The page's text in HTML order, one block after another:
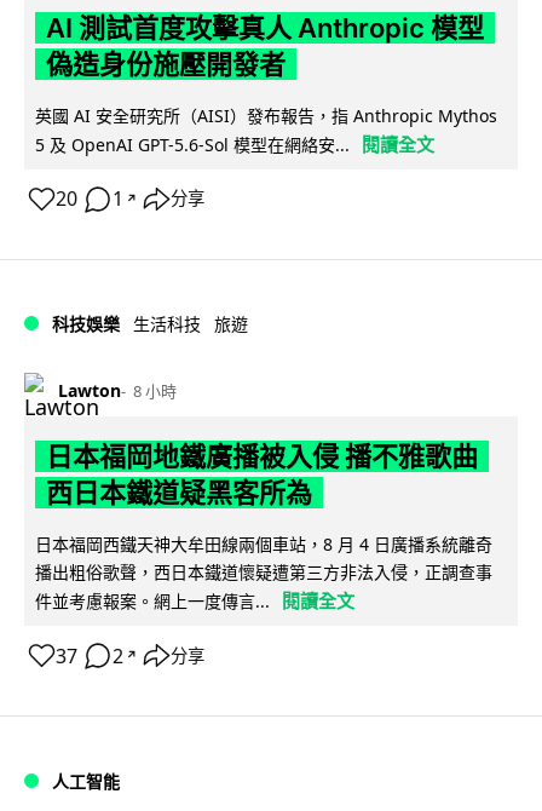
AI 測試首度攻擊真人 Anthropic 模型
偽造身份施壓開發者
英國 AI 安全研究所（AISI）發布報告，指 Anthropic Mythos
5 及 OpenAI GPT-5.6-Sol 模型在網絡安...
閱讀全文
20 1 ↗ 分享
科技娛樂 生活科技 旅遊
Lawton 8 小時
日本福岡地鐵廣播被入侵 播不雅歌曲
西日本鐵道疑黑客所為
日本福岡西鐵天神大牟田線兩個車站，8 月 4 日廣播系統離奇
播出粗俗歌聲，西日本鐵道懷疑遭第三方非法入侵，正調查事
件並考慮報案。網上一度傳言...
閱讀全文
37 2 ↗ 分享
人工智能